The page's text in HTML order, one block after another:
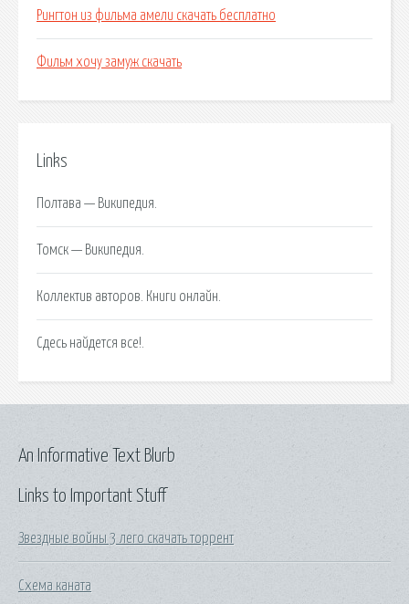
Рингтон из фильма амели скачать бесплатно
Фильм хочу замуж скачать
Links
Полтава — Википедия.
Томск — Википедия.
Коллектив авторов. Книги онлайн.
Сдесь найдется все!.
Links to Important Stuff
Звездные войны 3 лего скачать торрент
Схема каната
An Informative Text Blurb